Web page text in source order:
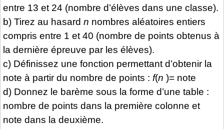
entre 13 et 24 (nombre d’élèves dans une classe).
b) Tirez au hasard n nombres aléatoires entiers
compris entre 1 et 40 (nombre de points obtenus à
la dernière épreuve par les élèves).
c) Définissez une fonction permettant d’obtenir la
note à partir du nombre de points : f(n )= note
d) Donnez le barème sous la forme d’une table :
nombre de points dans la première colonne et
note dans la deuxième.